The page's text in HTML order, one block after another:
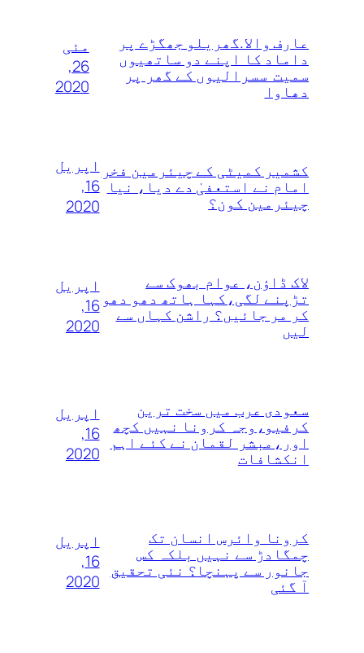
عارف والا.گھریلو جھگڑے پر
داماد کا اپنے دو ساتھیوں
سمیت سسرالیوں کے گھر پر
دھاوا
مئی
26,
2020
کشمیر کمیٹی کے چیئرمین فخر
امام نے استعفیٰ دے دیا، نیا
چیئرمین کون؟
اپریل
16,
2020
لاک ڈاؤن، عوام بھوک سے
تڑپنے لگی،کہا ہاتھ دھو دھو
کر مر جائیں؟ راشن کہاں سے
لیں
اپریل
16,
2020
سعودی عرب میں سخت ترین
کرفیو،وجہ کرونا نہیں کچھ
اور،مبشر لقمان نے کئے اہم
انکشافات
اپریل
16,
2020
کرونا وائرس انسان تک
چمگادڑ سے نہیں بلکہ کس
جانور سے پہنچا؟ نئی تحقیق
آ گئی
اپریل
16,
2020